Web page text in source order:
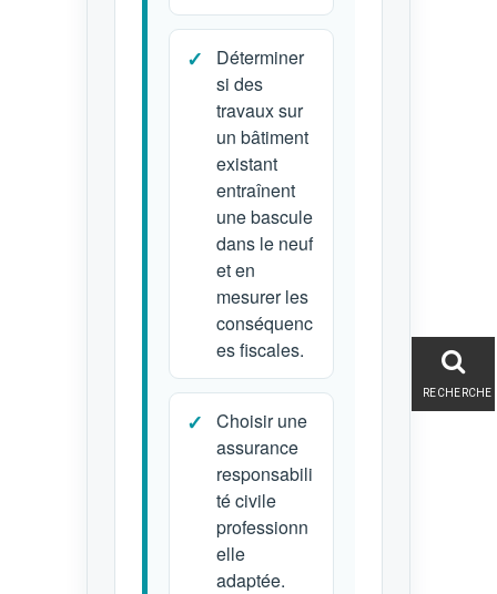
Déterminer
si des
travaux sur
un bâtiment
existant
entraînent
une bascule
dans le neuf
et en
mesurer les
conséquenc
es fiscales.
Choisir une
assurance
responsabili
té civile
professionn
elle
adaptée.
RECHERCHE